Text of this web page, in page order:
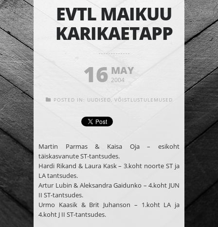
EVTL MAIKUU
KARIKAETAPP
16 MAY
2004
POSTED IN: UUDISED, VÕISTLUSTULEMUSED
Martin Parmas & Kaisa Oja– esikoht
täiskasvanute ST-tantsudes.
Hardi Rikand & Laura Kask– 3.koht noorte ST ja
LA tantsudes.
Artur Lubin & Aleksandra Gaidunko – 4.koht JUN
II ST-tantsudes.
Urmo Kaasik & Brit Juhanson – 1.koht LA ja
4.koht J II ST-tantsudes.